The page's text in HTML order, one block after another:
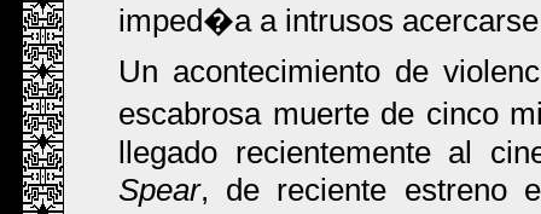
imped�a a intrusos
Un acontecimiento de
escabrosa muerte de cinco
llegado recientemente al
Spear, de reciente estreno